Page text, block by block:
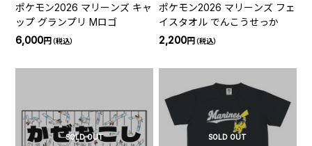
ポケモン2026 マリーンズ キャ
ップ グランプリ Mロゴ
6,000円（税込）
ポケモン2026 マリーンズ フェ
イスタオル でんこうせっか
2,200円（税込）
SOLD OUT SOLD OUT